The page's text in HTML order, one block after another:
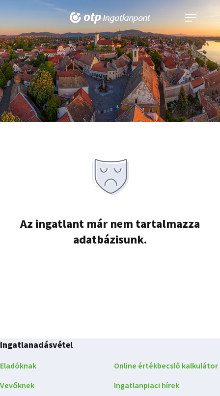
Navigáció
kinyitása
Az ingatlant már nem tartalmazza
adatbázisunk.
Ingatlanadásvétel
Eladóknak
Vevőknek
Online értékbecslő kalkulátor
Ingatlanpiaci hírek